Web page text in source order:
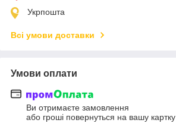
Укрпошта
Всі умови доставки
Умови оплати
Ви отримаєте замовлення
або гроші повернуться на вашу картку